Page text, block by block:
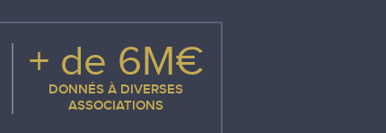
+ de 6M€
DONNÉS À DIVERSES
ASSOCIATIONS